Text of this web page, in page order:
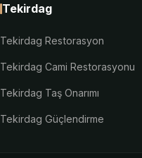
Tekirdag
Tekirdag Restorasyon
Tekirdag Cami Restorasyonu
Tekirdag Taş Onarımı
Tekirdag Güçlendirme